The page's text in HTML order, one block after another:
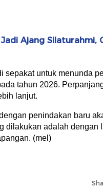
Ajang Silaturahmi,
sepakat untuk menunda
tahun 2026.
lanjut.
penindakan baru
dilakukan adalah dengan
(mel)